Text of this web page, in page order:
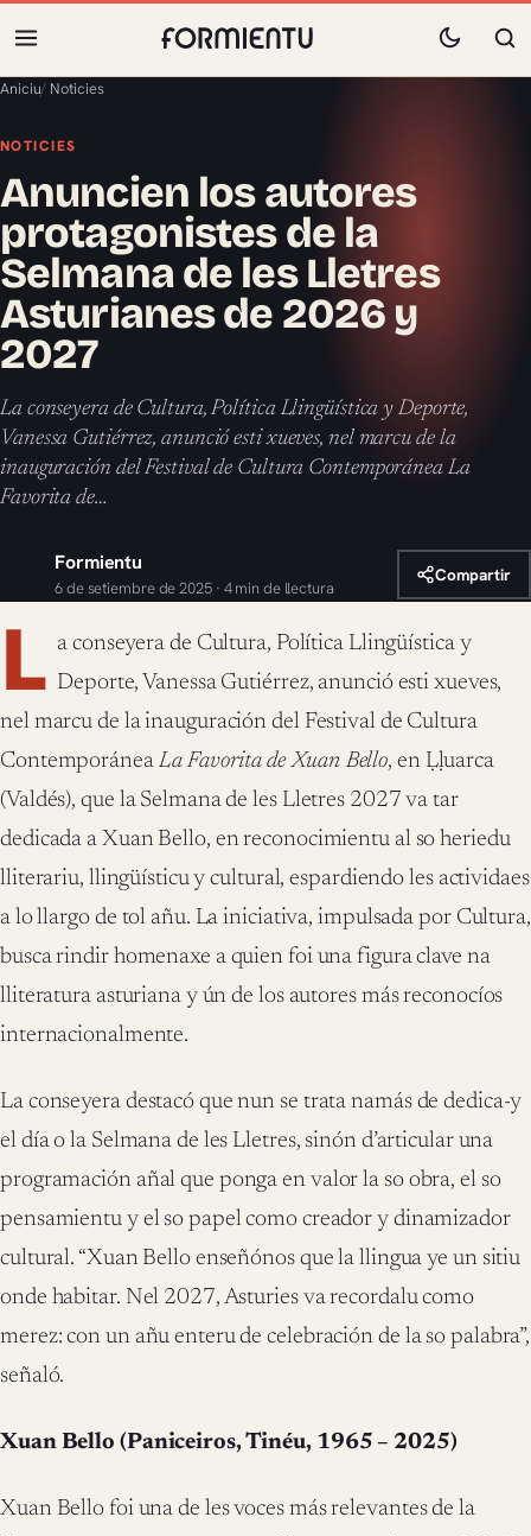
Aniciu/ Noticies
NOTICIES
Anuncien los autores
protagonistes de la
Selmana de les Lletres
Asturianes de 2026 y
2027
La conseyera de Cultura, Política Llingüística y Deporte,
Vanessa Gutiérrez, anunció esti xueves, nel marcu de la
inauguración del Festival de Cultura Contemporánea La
Favorita de…
Formientu
6 de setiembre de 2025 · 4 min de llectura
Compartir
L a conseyera de Cultura, Política Llingüística y
Deporte, Vanessa Gutiérrez, anunció esti xueves,
nel marcu de la inauguración del Festival de Cultura
ContemporáneaLa Favorita de Xuan Bello, en Ḷḷuarca
(Valdés), que la Selmana de les Lletres 2027 va tar
dedicada a Xuan Bello, en reconocimientu al so heriedu
lliterariu, llingüísticu y cultural, espardiendo les actividaes
a lo llargo de tol añu. La iniciativa, impulsada por Cultura,
busca rindir homenaxe a quien foi una figura clave na
lliteratura asturiana y ún de los autores más reconocíos
internacionalmente.
La conseyera destacó que nun se trata namás de dedica-y
el día o la Selmana de les Lletres, sinón d’articular una
programación añal que ponga en valor la so obra, el so
pensamientu y el so papel como creador y dinamizador
cultural. “Xuan Bello enseñónos que la llingua ye un sitiu
onde habitar. Nel 2027, Asturies va recordalu como
merez: con un añu enteru de celebración de la so palabra”,
señaló.
Xuan Bello (Paniceiros, Tinéu, 1965 – 2025)
Xuan Bello foi una de les voces más relevantes de la